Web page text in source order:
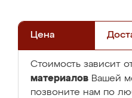
Цена
Стоимость зависит
материалов Вашей
позвоните нам по